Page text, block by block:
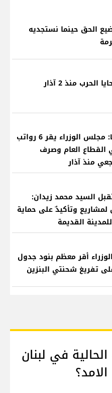
الحق حينما نستجديه
منذ 2 آذار
معلومات للـLBCI: مجلس الوزراء يقر 6 رواتب
القطاع العام وصرف
منذ آذار
السيد محمد زيدان:
وتأكيدٌ على حماية
القديمة
أقر معظم بنود جدول
تفريغ شحنتي البنزين
في لبنان